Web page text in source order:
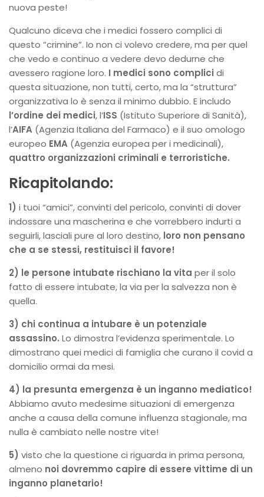
nuova peste!
Qualcuno diceva che i medici fossero complici di
questo “crimine”. Io non ci volevo credere, ma per quel
che vedo e continuo a vedere devo dedurne che
avessero ragione loro. I medici sono complici di
questa situazione, non tutti, certo, ma la “struttura”
organizzativa lo è senza il minimo dubbio. E includo
l’ordine dei medici, l’ISS (Istituto Superiore di Sanità),
l’AIFA (Agenzia Italiana del Farmaco) e il suo omologo
europeo EMA (Agenzia europea per i medicinali),
quattro organizzazioni criminali e terroristiche.
Ricapitolando:
1) i tuoi “amici”, convinti del pericolo, convinti di dover
indossare una mascherina e che vorrebbero indurti a
seguirli, lasciali pure al loro destino, loro non pensano
che a se stessi, restituisci il favore!
2) le persone intubate rischiano la vita per il solo
fatto di essere intubate, la via per la salvezza non è
quella.
3) chi continua a intubare è un potenziale
assassino. Lo dimostra l’evidenza sperimentale. Lo
dimostrano quei medici di famiglia che curano il covid a
domicilio ormai da mesi.
4) la presunta emergenza è un inganno mediatico!
Abbiamo avuto medesime situazioni di emergenza
anche a causa della comune influenza stagionale, ma
nulla è cambiato nelle nostre vite!
5) visto che la questione ci riguarda in prima persona,
almeno noi dovremmo capire di essere vittime di un
inganno planetario!